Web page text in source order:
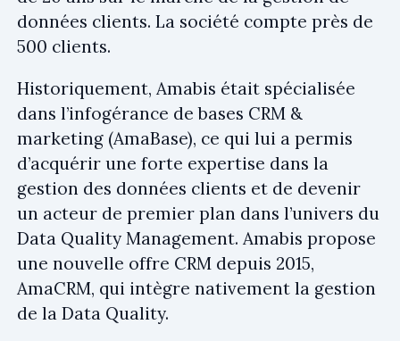
données clients. La société compte près de
500 clients.
Historiquement, Amabis était spécialisée
dans l’infogérance de bases CRM &
marketing (AmaBase), ce qui lui a permis
d’acquérir une forte expertise dans la
gestion des données clients et de devenir
un acteur de premier plan dans l’univers du
Data Quality Management. Amabis propose
une nouvelle offre CRM depuis 2015,
AmaCRM, qui intègre nativement la gestion
de la Data Quality.